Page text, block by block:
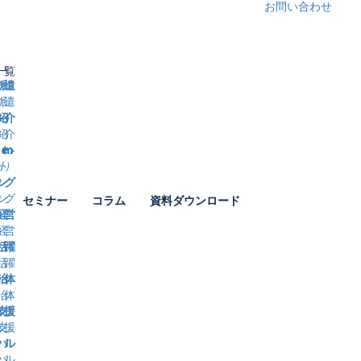
覧
遣
介
グ
営
躍
体
援
セミナー コラム 資料ダウンロード
お問い合わせ
・育成、
サービス等の各種